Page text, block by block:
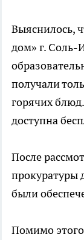
Выяснилось,
дом» г. Соль-
получали
горячих
доступна
После
прокуратуры
были
Помимо